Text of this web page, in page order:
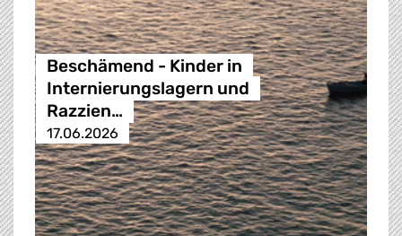
Beschämend - Kinder in
Internierungslagern und
Razzien…
17.06.2026